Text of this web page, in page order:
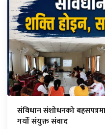
संविधान संशोधनको
गर्यो संयुक्त संवाद